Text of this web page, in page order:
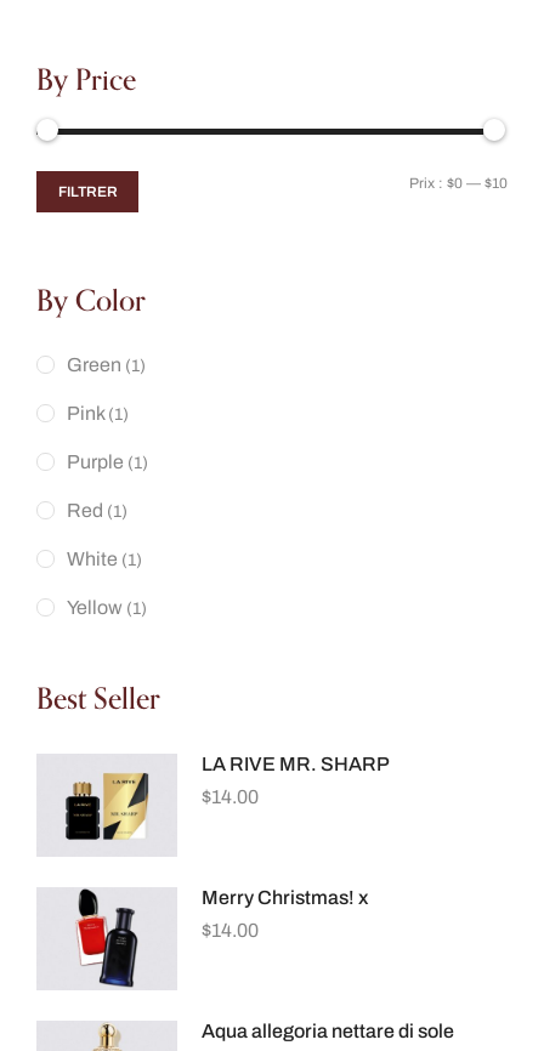
By Price
FILTRER Prix : $0 — $10
By Color
Green (1)
Pink (1)
Purple (1)
Red (1)
White (1)
Yellow (1)
Best Seller
LA RIVE MR. SHARP
$14.00
Merry Christmas! x
$14.00
Aqua allegoria nettare di sole